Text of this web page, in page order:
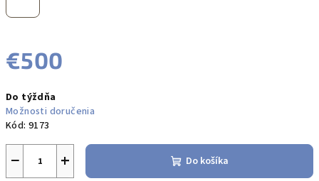
€500
cena:
Do týždňa
Možnosti doručenia
Kód: 9173
+
− Do košíka